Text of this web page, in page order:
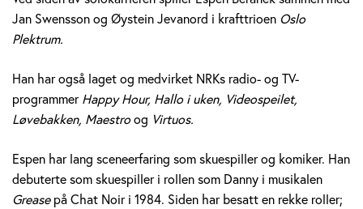
k
H
o
l
m
Jan Swensson og Øystein Jevanord i krafttrioen Oslo
Plektrum.
Han har også laget og medvirket NRKs radio- og TV-
programmerHappy Hour, Hallo i uken, Videospeilet,
Løvebakken, Maestroog Virtuos.
Espen har lang sceneerfaring som skuespiller og komiker. Han
debuterte som skuespiller i rollen som Danny i musikalen
Greasepå Chat Noir i 1984. Siden har besatt en rekke roller;